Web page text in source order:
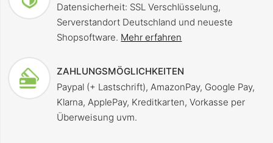
Datensicherheit: SSL Verschlüsselung,
Serverstandort Deutschland und neueste
Shopsoftware. Mehr erfahren
ZAHLUNGSMÖGLICHKEITEN
Paypal (+ Lastschrift), AmazonPay, Google Pay,
Klarna, ApplePay, Kreditkarten, Vorkasse per
Überweisung uvm.